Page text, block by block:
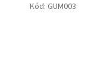
Kód: GUM003